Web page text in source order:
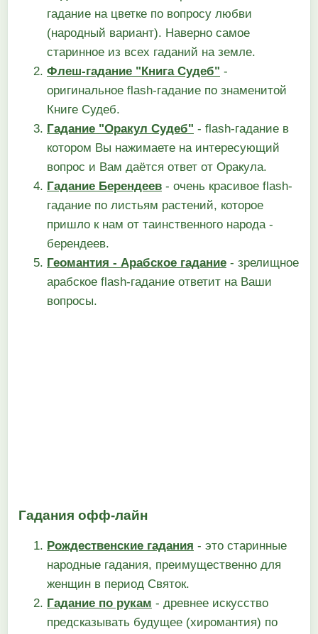
гадание на цветке по вопросу любви
(народный вариант). Наверно самое
старинное из всех гаданий на земле.
Флеш-гадание "Книга Судеб" -
оригинальное flash-гадание по знаменитой
Книге Судеб.
Гадание "Оракул Судеб" - flash-гадание в
котором Вы нажимаете на интересующий
вопрос и Вам даётся ответ от Оракула.
Гадание Берендеев - очень красивое flash-
гадание по листьям растений, которое
пришло к нам от таинственного народа -
берендеев.
Геомантия - Арабское гадание - зрелищное
арабское flash-гадание ответит на Ваши
вопросы.
Гадания офф-лайн
Рождественские гадания - это старинные
народные гадания, преимущественно для
женщин в период Святок.
Гадание по рукам - древнее искусство
предсказывать будущее (хиромантия) по